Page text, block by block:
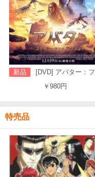
新品
[DVD] アバター：ファイヤー・アンド・アッシュ
￥980円
特売品